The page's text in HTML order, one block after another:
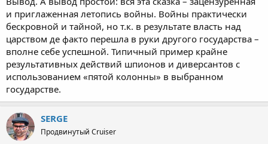
и приглаженная летопись войны. Войны практически
бескровной и тайной, но т.к. в результате власть над
царством де факто перешла в руки другого государства –
вполне себе успешной. Типичный пример крайне
результативных действий шпионов и диверсантов с
использованием «пятой колонны» в выбранном
государстве.
SERGE
Продвинутый Cruiser